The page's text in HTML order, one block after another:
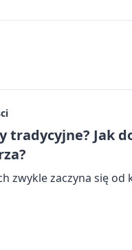
tradycyjne? Jak
zwykle zaczyna się od